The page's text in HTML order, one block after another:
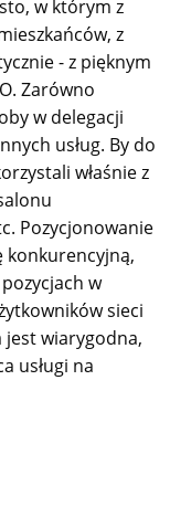
w którym z
z
- z pięknym
Zarówno
w delegacji
usług. By do
właśnie z
Pozycjonowanie
w
sieci
jest wiarygodna,
usługi na